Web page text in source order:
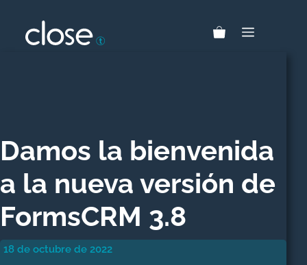
MENÚ
Damos la bienvenida
a la nueva versión de
FormsCRM 3.8
18 de octubre de 2022